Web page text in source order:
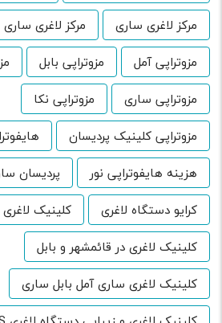
مرکز لاغری ساری
مرکز لاغری
مزوتراپی آمل
مزوتراپی بابل
مزوتراپی ساری
مزوتراپی نکا
مزوتراپی کلینیک پردیسان
هزینه هایفوتراپی نور
پردیسان
کرایو دستگاه لاغری
کلینیک لاغری
کلینیک لاغری در قائمشهر و بابل
کلینیک لاغری ساری آمل بابل ساری